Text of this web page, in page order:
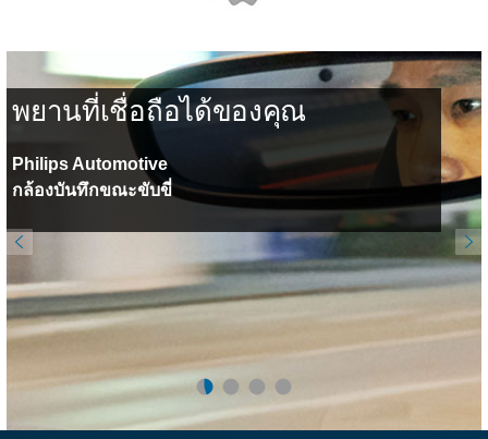
พยานที่เชื่อถือได้ของคุณ
Philips Automotive
กล้องบันทึกขณะขับขี่